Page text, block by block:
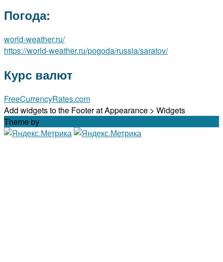
Погода:
world-weather.ru/
https://world-weather.ru/pogoda/russia/saratov/
Курс валют
FreeCurrencyRates.com
Add widgets to the Footer at Appearance > Widgets
Theme by